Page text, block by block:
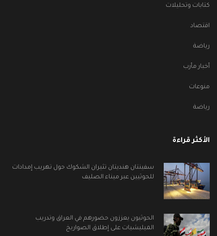
كتابات وتحليلات
اقتصاد
رياضة
أخبار مأرب
منوعات
رياضة
الأكثر قراءة
سفينتان هنديتان تثيران الشكوك حول تهريب إمدادات
للحوثيين عبر ميناء الصليف
الحوثيون يعززون حضورهم في العراق وتدريب
الميليشيات على إطلاق الصواريخ